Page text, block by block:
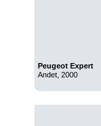
Peugeot Expert
Andet, 2000